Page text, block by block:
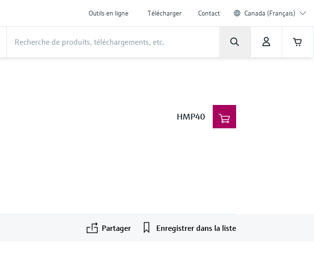
Outils en ligne Télécharger Contact Canada (Français)
HMP40
Partager Enregistrer dans la liste